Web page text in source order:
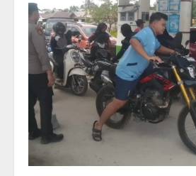
i
g
a
t
i
o